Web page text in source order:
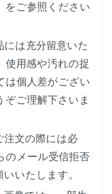
をご参照ください
には充分留意いた
使用感や汚れの捉
は個人差がござい
ぞご理解下さいま
注文の際には必
のメール受信拒否
いたします。